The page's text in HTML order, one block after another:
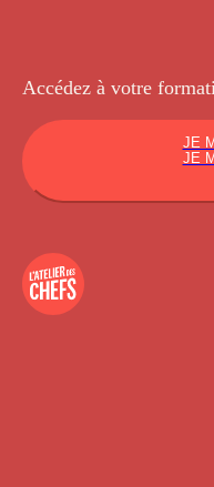
Accédez à votre
JE
JE